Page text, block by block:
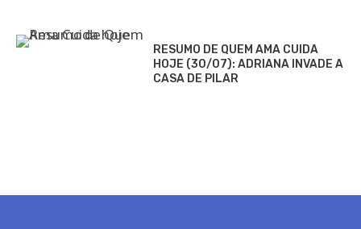
RESUMO DE QUEM AMA CUIDA
HOJE (30/07): ADRIANA INVADE A
CASA DE PILAR